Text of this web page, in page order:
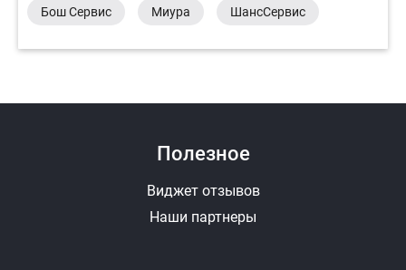
Бош Сервис Миура ШансСервис
Полезное
Виджет отзывов
Наши партнеры